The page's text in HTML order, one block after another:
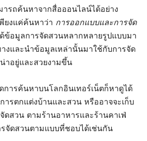
ารถค้นหาจากสื่อออนไลน์ได้อย่าง
ยงแค่ค้นหาว่า การออกแบบและการจัด
ด้ข้อมูลการจัดสวนหลากหลายรูปแบบมา
างและนำข้อมูลเหล่านั้นมาใช้กับการจัด
าอยู่และสวยงามขึ้น
ารค้นหาบนโลกอินเทอร์เน็ตก็หาดูได้
ารตกแต่งบ้านและสวน หรืออาจจะเก็บ
ดสวน ตามร้านอาหารและร้านคาเฟ่
รจัดสวนตามแบบที่ชอบได้เช่นกัน